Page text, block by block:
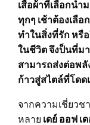
เสื้อผ้าที่เลือกนำ
ทุกๆ เช้าต้องเลื
ทำในสิ่งที่รัก หรื
ในชีวิต จึงป็นที่ม
สามารถส่งต่อพ
ก้าวสู่สไตล์ที่โดด
จากความเชี่ยว
หลาย เดย์ ออฟ เ